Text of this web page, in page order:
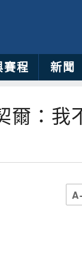
賽程 新聞
爾：我
A-